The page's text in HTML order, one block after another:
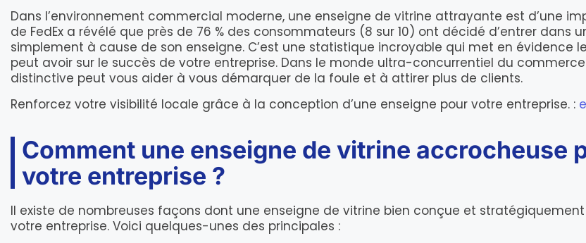
Dans l’environnement commercial moderne, une enseigne de vitrine attrayante est d’une
de FedEx a révélé que près de 76 % des consommateurs (8 sur 10) ont décidé d’entrer dans
simplement à cause de son enseigne. C’est une statistique incroyable qui met en évidence
peut avoir sur le succès de votre entreprise. Dans le monde ultra-concurrentiel du
distinctive peut vous aider à vous démarquer de la foule et à attirer plus de clients.
Renforcez votre visibilité locale grâce à la conception d’une enseigne pour votre entreprise. :
Comment une enseigne de vitrine accrocheuse
votre entreprise ?
Il existe de nombreuses façons dont une enseigne de vitrine bien conçue et
votre entreprise. Voici quelques-unes des principales :